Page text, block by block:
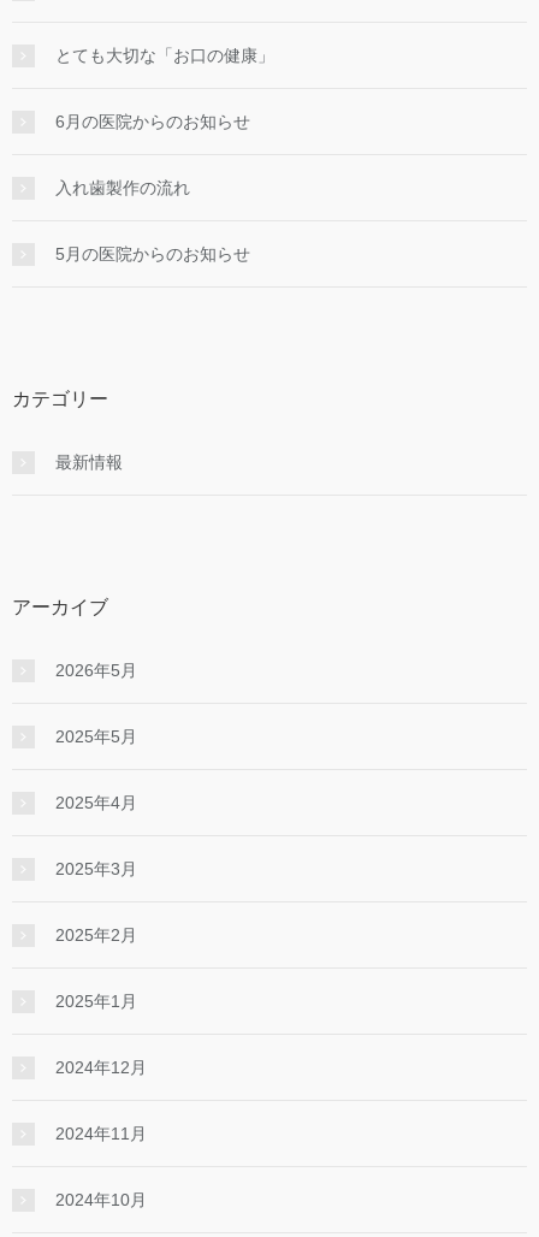
とても大切な「お口の健康」
6月の医院からのお知らせ
入れ⻭製作の流れ
5月の医院からのお知らせ
カテゴリー
最新情報
アーカイブ
2026年5月
2025年5月
2025年4月
2025年3月
2025年2月
2025年1月
2024年12月
2024年11月
2024年10月